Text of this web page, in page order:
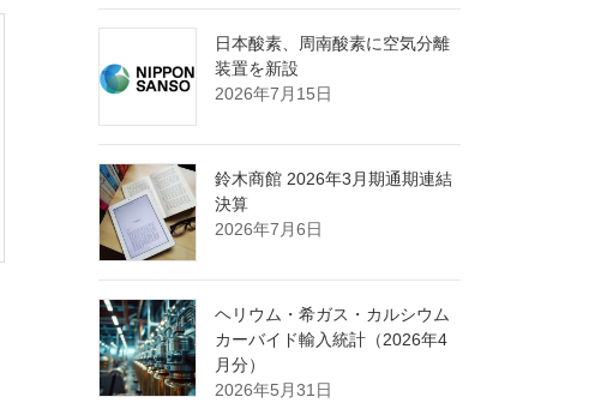
日本酸素、周南酸素に空気分離
装置を新設
2026年7月15日
鈴木商館 2026年3月期通期連結
決算
2026年7月6日
ヘリウム・希ガス・カルシウム
カーバイド輸入統計（2026年4
月分）
2026年5月31日